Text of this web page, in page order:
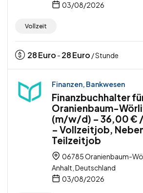
03/08/2026
Vollzeit
28Euro - 28Euro / Stunde
Finanzen, Bankwesen
Finanzbuchhalter
Oranienbaum-
(m/w/d) – 36,00 €
– Vollzeitjob,
Teilzeitjob
06785 Oranienbaum-
Anhalt, Deutschland
03/08/2026